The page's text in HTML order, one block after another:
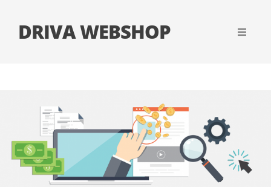
DRIVA WEBSHOP